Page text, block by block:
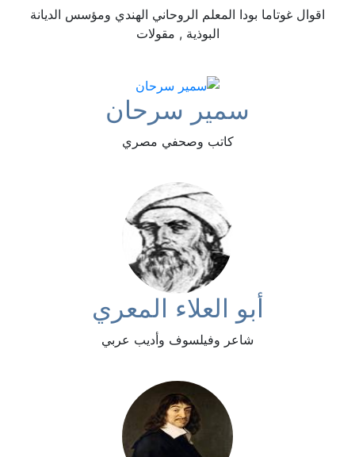
اقوال غوتاما بودا المعلم الروحاني الهندي ومؤسس الديانة
البوذية , مقولات
سمير سرحان
كاتب وصحفي مصري
أبو العلاء المعري
شاعر وفيلسوف وأديب عربي